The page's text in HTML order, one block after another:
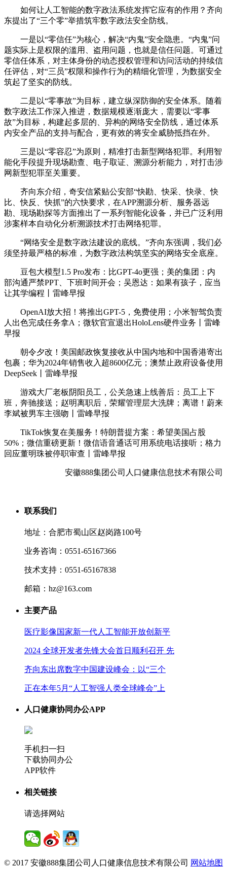
如何让人工智能的数字政法系统发挥它应有的作用？齐向
东提出了“三个零”举措筑牢数字政法安全防线。
一是以“零信任”为核心，解决“内鬼”安全隐患。“内鬼”问
题实际上是权限的滥用、盗用问题，也就是信任问题。可通过
零信任体系，对主体身份的动态授权管理和访问活动的持续信
任评估，对“三员”权限和操作行为的精细化管理，为数据安全
筑起了坚实的防线。
二是以“零事故”为目标，建立纵深防御的安全体系。随着
数字政法工作深入推进，数据规模逐渐庞大，需要以“零事
故”为目标，构建起多层的、异构的网络安全防线，通过体系
内安全产品的支持与配合，更有效的将安全威胁抵挡在外。
三是以“零容忍”为原则，精准打击新型网络犯罪。利用智
能化手段提升现场勘查、电子取证、溯源分析能力，对打击涉
网新型犯罪至关重要。
齐向东介绍，奇安信紧贴公安部“快勘、快采、快录、快
比、快反、快抓”的六快要求，在APP溯源分析、服务器远
勘、现场勘探等方面推出了一系列智能化设备，并已广泛利用
涉案样本自动化分析溯源技术打击网络犯罪。
“网络安全是数字政法建设的底线。”齐向东强调，我们必
须坚持最严格的标准，为数字政法构筑坚实的网络安全底座。
豆包大模型1.5 Pro发布：比GPT-4o更强；美的集团：内
部沟通严禁PPT、下班时间开会；吴恩达：如果有孩子，应当
让其学编程丨雷峰早报
OpenAI放大招！将推出GPT-5，免费使用；小米智驾负责
人出色完成任务拿A；微软官宣退出HoloLens硬件业务丨雷峰
早报
朝令夕改！美国邮政恢复接收从中国内地和中国香港寄出
包裹；华为2024年销售收入超8600亿元；澳禁止政府设备使用
DeepSeek丨雷峰早报
游戏大厂老板阴阳员工，公关急速上线善后：员工上下
班，奔驰接送；赵明离职后，荣耀管理层大洗牌；离谱！蔚来
李斌被男车主强吻丨雷峰早报
TikTok恢复在美服务！特朗普提方案：希望美国占股
50%；微信重磅更新！微信语音通话可用系统电话接听；格力
回应董明珠被停职审查丨雷峰早报
安徽888集团公司人口健康信息技术有限公司
联系我们
地址：合肥市蜀山区赵岗路100号
业务咨询：0551-65167366
技术支持：0551-65167838
邮箱：hz@163.com
主要产品
医疗影像国家新一代人工智能开放创新平
2024 全球开发者先锋大会首日顺利召开 先
齐向东出席数字中国建设峰会：以“三个
正在本年5月“人工智强人类全球峰会”上
人口健康协同办公APP
手机扫一扫
下载协同办公
APP软件
相关链接
请选择网站
© 2017 安徽888集团公司人口健康信息技术有限公司 网站地图